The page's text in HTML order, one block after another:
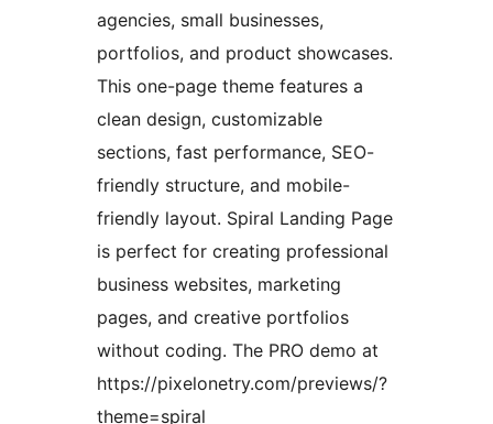
agencies, small businesses,
portfolios, and product showcases.
This one-page theme features a
clean design, customizable
sections, fast performance, SEO-
friendly structure, and mobile-
friendly layout. Spiral Landing Page
is perfect for creating professional
business websites, marketing
pages, and creative portfolios
without coding. The PRO demo at
https://pixelonetry.com/previews/?
theme=spiral